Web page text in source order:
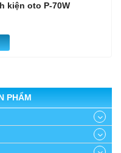
kiện oto P-70W
PHẨM